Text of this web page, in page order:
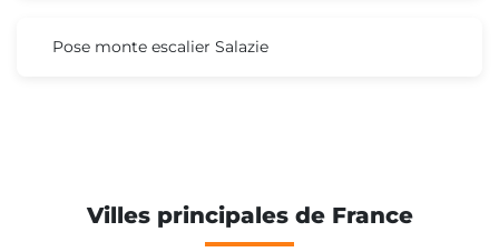
Pose monte escalier Salazie
Villes principales de France